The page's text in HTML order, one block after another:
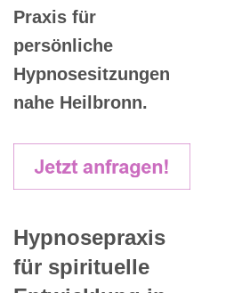
Praxis für
persönliche
Hypnosesitzungen
nahe Heilbronn.
Hypnosepraxis
für spirituelle